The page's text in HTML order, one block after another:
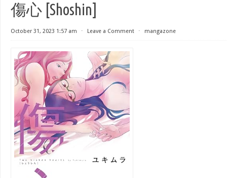
傷心 [Shoshin]
October 31, 2023 1:57 am ⋅ Leave a Comment ⋅ mangazone